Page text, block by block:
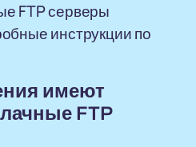
FTP серверы
инструкции по
имеют
FTP